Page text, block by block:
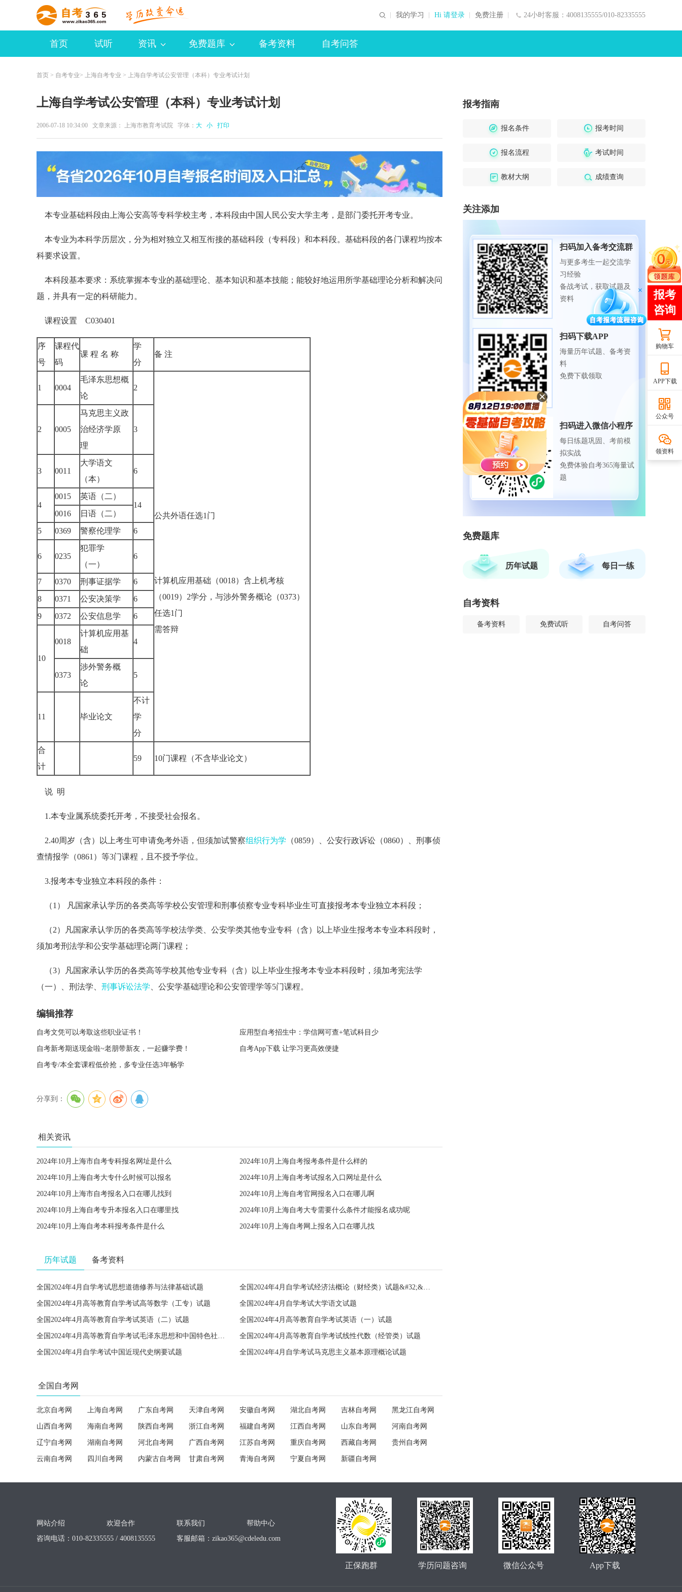
24小时客服：4008135555/010-82335555
我的学习 Hi 请登录 免费注册
首页 试听 资讯 免费题库 备考资料 自考问答
首页 > 自考专业> 上海自考专业 > 上海自学考试公安管理（本科）专业考试计划
上海自学考试公安管理（本科）专业考试计划
2006-07-18 10:34:00 文章来源： 上海市教育考试院 字体： 大 小 打印
本专业基础科段由上海公安高等专科学校主考，本科段由中国人民公安大学主考，是部门委托开考专业。
本专业为本科学历层次，分为相对独立又相互衔接的基础科段（专科段）和本科段。基础科段的各门课程均按本
科要求设置。
本科段基本要求：系统掌握本专业的基础理论、基本知识和基本技能；能较好地运用所学基础理论分析和解决问
题，并具有一定的科研能力。
课程设置 C030401
序
号
课程代
码
课 程 名 称
学
分
备 注
1 0004
毛泽东思想概
论
2
公共外语任选1门
计算机应用基础（0018）含上机考核
（0019）2学分，与涉外警务概论（0373）
任选1门
需答辩
2 0005
马克思主义政
治经济学原
理
3
3 0011
大学语文
（本）
6
4
0015
英语（二）
14
0016
日语（二）
5
0369 警察伦理学 6
6 0235
犯罪学
（一）
6
7 0370 刑事证据学
6
8
0371 公安决策学
6
9
0372 公安信息学 6
10
0018
计算机应用基
础
4
0373
涉外警务概
论
5
11 毕业论文
不计
学
分
合
计
59 10门课程（不含毕业论文）
说 明
1.本专业属系统委托开考，不接受社会报名。
2.40周岁（含）以上考生可申请免考外语，但须加试警察组织行为学 （0859）、公安行政诉讼（0860）、刑事侦
查情报学（0861）等3门课程，且不授予学位。
3.报考本专业独立本科段的条件：
（1） 凡国家承认学历的各类高等学校公安管理和刑事侦察专业专科毕业生可直接报考本专业独立本科段；
（2）凡国家承认学历的各类高等学校法学类、公安学类其他专业专科（含）以上毕业生报考本专业本科段时，
须加考刑法学和公安学基础理论两门课程；
（3）凡国家承认学历的各类高等学校其他专业专科（含）以上毕业生报考本专业本科段时，须加考宪法学
（一）、刑法学、 刑事诉讼法学 、公安学基础理论和公安管理学等5门课程。
编辑推荐
自考文凭可以考取这些职业证书！ 应用型自考招生中：学信网可查+笔试科目少
自考新考期送现金啦~老朋带新友，一起赚学费！ 自考App下载 让学习更高效便捷
自考专/本全套课程低价抢，多专业任选3年畅学
分享到：
相关资讯
2024年10月上海市自考专科报名网址是什么 2024年10月上海自考报考条件是什么样的
2024年10月上海自考大专什么时候可以报名 2024年10月上海自考考试报名入口网址是什么
2024年10月上海市自考报名入口在哪儿找到 2024年10月上海自考官网报名入口在哪儿啊
2024年10月上海自考专升本报名入口在哪里找 2024年10月上海自考大专需要什么条件才能报名成功呢
2024年10月上海自考本科报考条件是什么 2024年10月上海自考网上报名入口在哪儿找
历年试题 备考资料
全国2024年4月自学考试思想道德修养与法律基础试题 全国2024年4月自学考试经济法概论（财经类）试题&#32;&#32;
全国2024年4月高等教育自学考试高等数学（工专）试题 全国2024年4月自学考试大学语文试题
全国2024年4月高等教育自学考试英语（二）试题 全国2024年4月高等教育自学考试英语（一）试题
全国2024年4月高等教育自学考试毛泽东思想和中国特色社会主义理论体系概论试题 全国2024年4月高等教育自学考试线性代数（经管类）试题
全国2024年4月自学考试中国近现代史纲要试题 全国2024年4月自学考试马克思主义基本原理概论试题
全国自考网
北京自考网 上海自考网 广东自考网 天津自考网 安徽自考网 湖北自考网 吉林自考网 黑龙江自考网
山西自考网 海南自考网 陕西自考网 浙江自考网 福建自考网 江西自考网 山东自考网 河南自考网
辽宁自考网 湖南自考网 河北自考网 广西自考网 江苏自考网 重庆自考网 西藏自考网 贵州自考网
云南自考网 四川自考网 内蒙古自考网 甘肃自考网 青海自考网 宁夏自考网 新疆自考网
报考指南
报名条件 报考时间
报名流程 考试时间
教材大纲 成绩查询
关注添加
扫码加入备考交流群
与更多考生一起交流学
习经验
备战考试，获取试题及
资料
扫码下载APP
海量历年试题、备考资
料
免费下载领取
扫码进入微信小程序
每日练题巩固、考前模
拟实战
免费体验自考365海量试
题
免费题库
历年试题 每日一练
自考资料
备考资料 免费试听 自考问答
购物车
APP下载
公众号
领资料
网站介绍 欢迎合作 联系我们
帮助中心
咨询电话：010-82335555 / 4008135555
客服邮箱： zikao365@cdeledu.com
App下载
微信公众号
学历问题咨询
正保跑群